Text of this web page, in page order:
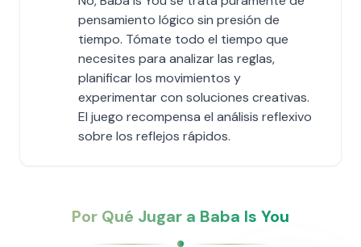
pensamiento lógico sin presión de
tiempo. Tómate todo el tiempo que
necesites para analizar las reglas,
planificar los movimientos y
experimentar con soluciones creativas.
El juego recompensa el análisis reflexivo
sobre los reflejos rápidos.
Por Qué Jugar a Baba Is You